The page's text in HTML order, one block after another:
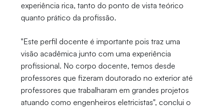
experiência rica, tanto do ponto de vista teórico
quanto prático da profissão.
"Este perfil docente é importante pois traz uma
visão acadêmica junto com uma experiência
profissional. No corpo docente, temos desde
professores que fizeram doutorado no exterior até
professores que trabalharam em grandes projetos
atuando como engenheiros eletricistas", conclui o